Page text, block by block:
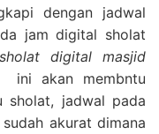
dengan jadwal
jam digital sholat
digital masjid
ini akan membntu
sholat, jadwal pada
akurat dimana